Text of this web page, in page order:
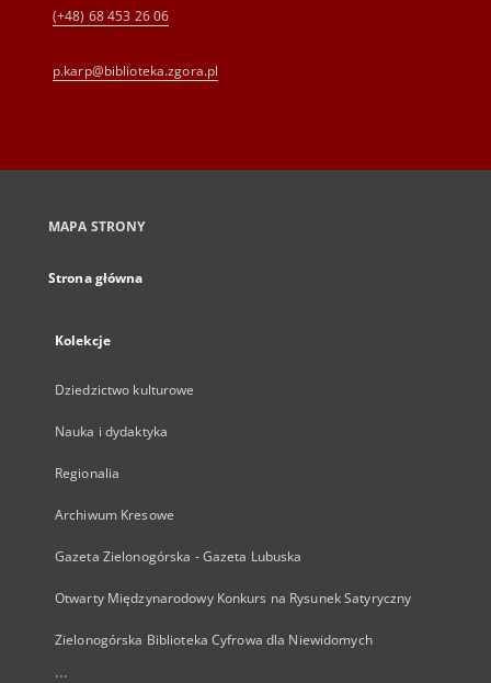
(+48) 68 453 26 06
p.karp@biblioteka.zgora.pl
MAPA STRONY
Strona główna
Kolekcje
Dziedzictwo kulturowe
Nauka i dydaktyka
Regionalia
Archiwum Kresowe
Gazeta Zielonogórska - Gazeta Lubuska
Otwarty Międzynarodowy Konkurs na Rysunek Satyryczny
Zielonogórska Biblioteka Cyfrowa dla Niewidomych
...